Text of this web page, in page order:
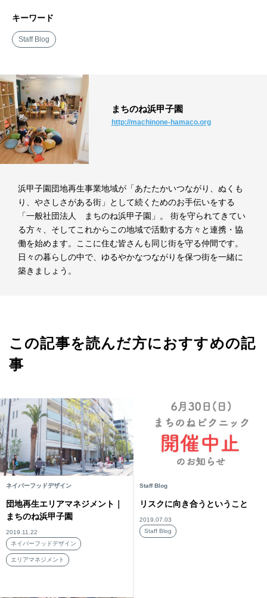
キーワード
Staff Blog
まちのね浜甲子園
http://machinone-hamaco.org
浜甲子園団地再生事業地域が「あたたかいつながり、ぬくも
り、やさしさがある街」として続くためのお手伝いをする
「一般社団法人 まちのね浜甲子園」。 街を守られてきてい
る方々、そしてこれからこの地域で活動する方々と連携・協
働を始めます。ここに住む皆さんも同じ街を守る仲間です。
日々の暮らしの中で、ゆるやかなつながりを保つ街を一緒に
築きましょう。
この記事を読んだ方におすすめの記
事
ネイバーフッドデザイン
団地再生エリアマネジメント｜
まちのね浜甲子園
2019.11.22
ネイバーフッドデザイン
エリアマネジメント
Staff Blog
リスクに向き合うということ
2019.07.03
Staff Blog